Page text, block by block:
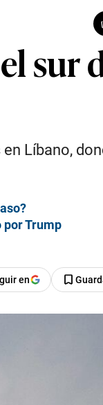
sur
Líbano,
por Trump
en